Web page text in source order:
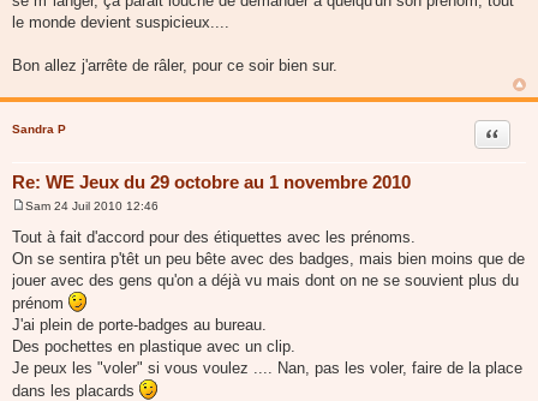
le monde devient suspicieux....
Bon allez j'arrête de râler, pour ce soir bien sur.
Sandra P
Re: WE Jeux du 29 octobre au 1 novembre 2010
Citer
s
s
g
e
Sam 24 Juil 2010 12:46
Tout à fait d'accord pour des étiquettes avec les prénoms.
On se sentira p'têt un peu bête avec des badges, mais bien moins que de
jouer avec des gens qu'on a déjà vu mais dont on ne se souvient plus du
prénom
J'ai plein de porte-badges au bureau.
Des pochettes en plastique avec un clip.
Je peux les "voler" si vous voulez .... Nan, pas les voler, faire de la place
dans les placards